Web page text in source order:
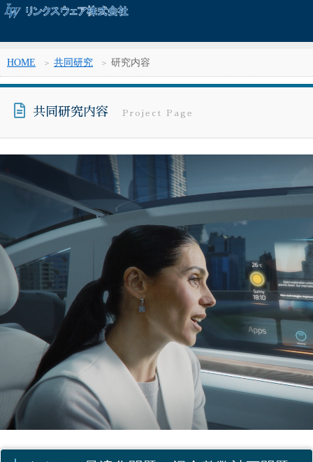
HOME 共同研究 研究内容
共同研究内容 Project Page